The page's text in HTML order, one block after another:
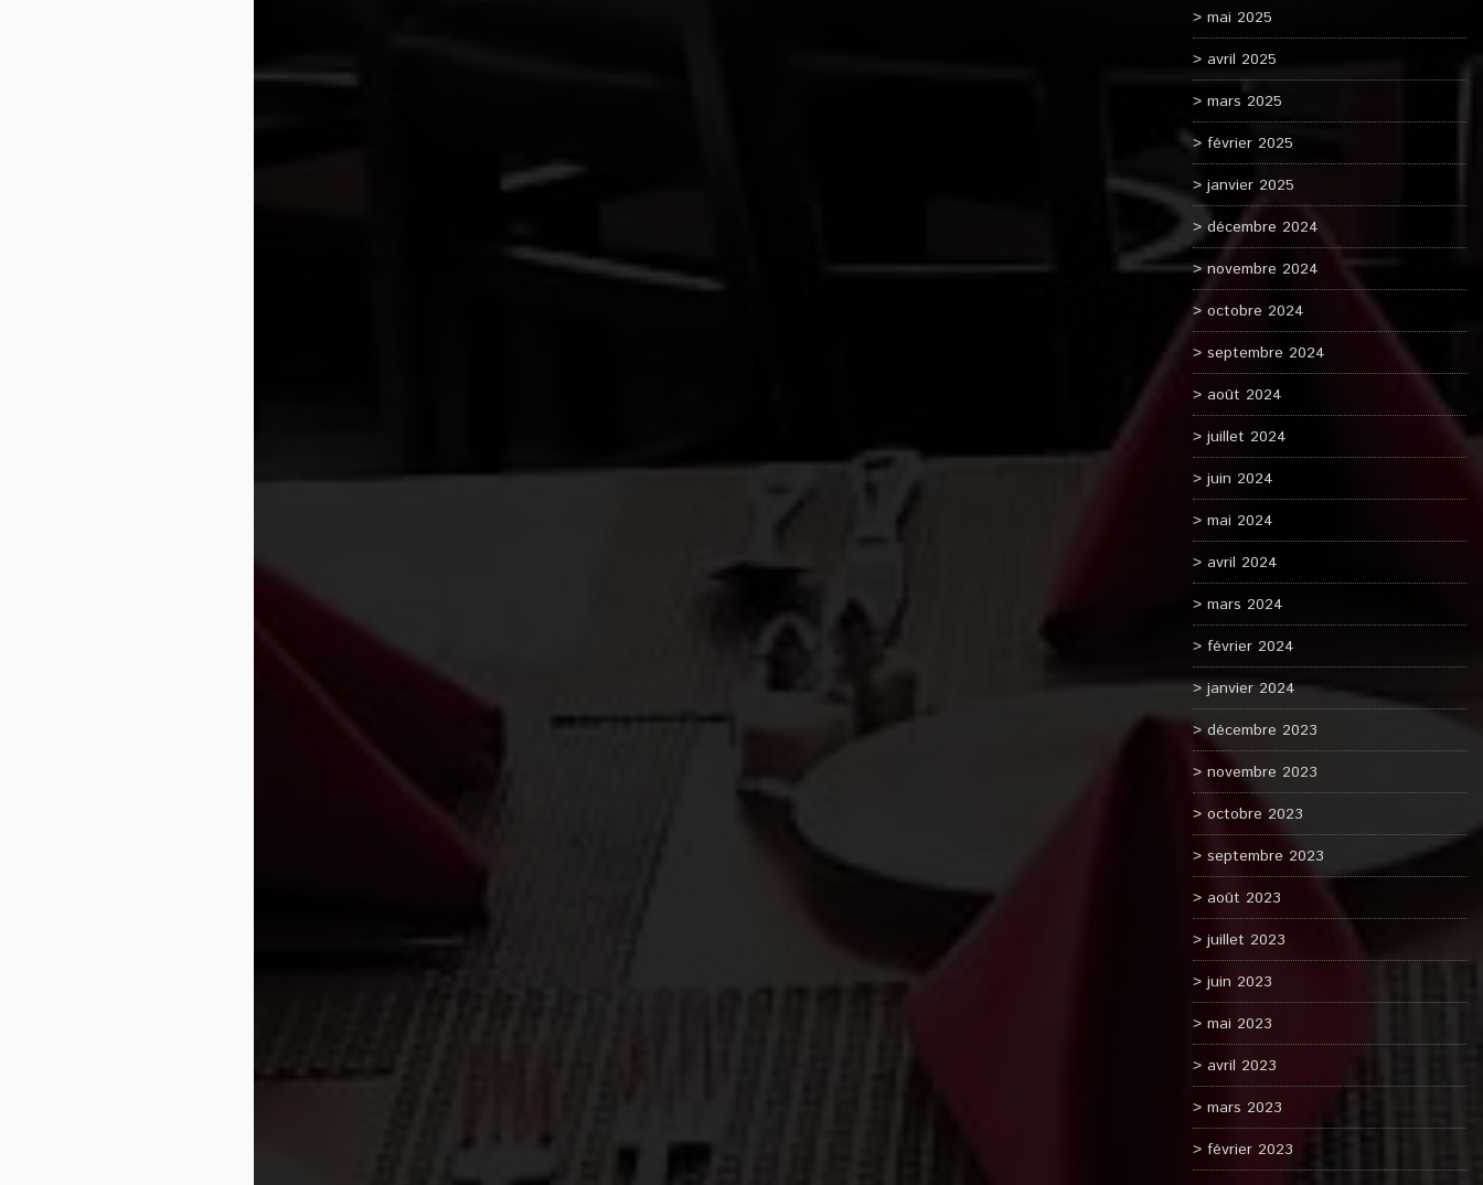
mai 2025
avril 2025
mars 2025
février 2025
janvier 2025
décembre 2024
novembre 2024
octobre 2024
septembre 2024
août 2024
juillet 2024
juin 2024
mai 2024
avril 2024
mars 2024
février 2024
janvier 2024
décembre 2023
novembre 2023
octobre 2023
septembre 2023
août 2023
juillet 2023
juin 2023
mai 2023
avril 2023
mars 2023
février 2023